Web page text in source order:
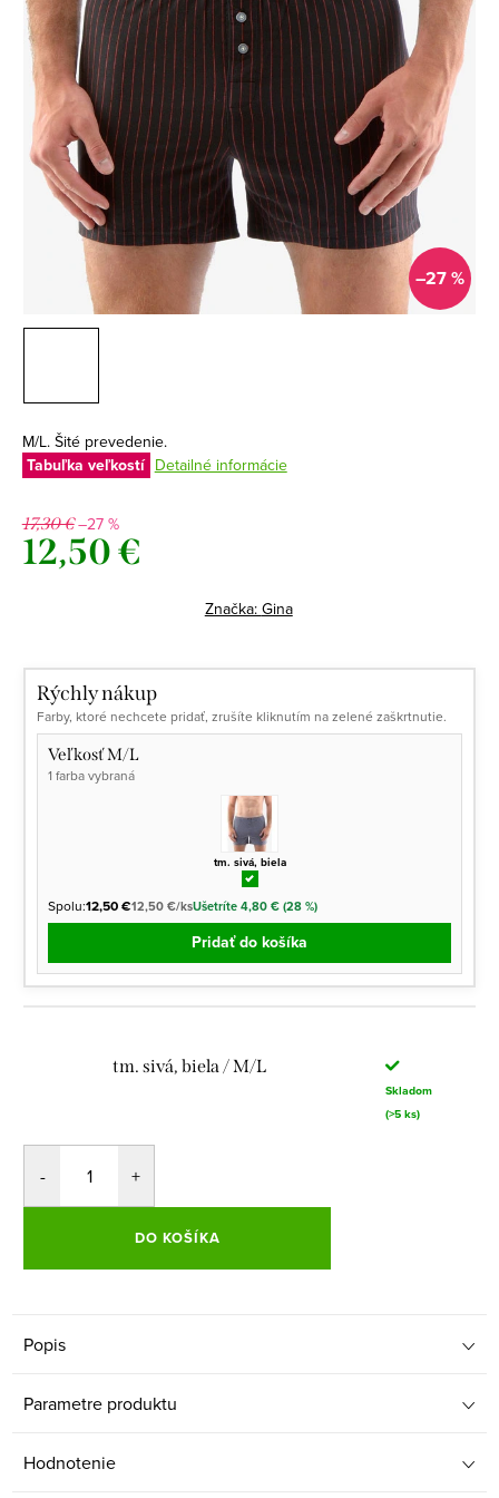
–27 %
M/L. Šité prevedenie.
Tabuľka veľkostí Detailné informácie
17,30 €–27 %
12,50 €
Značka: Gina
Rýchly nákup
Farby, ktoré nechcete pridať, zrušíte kliknutím na zelené zaškrtnutie.
Veľkosť M/L
1 farba vybraná
tm. sivá, biela
Spolu:12,50 €12,50 €/ksUšetríte 4,80 € (28 %)
Pridať do košíka
tm. sivá, biela / M/L
Skladom
(>5 ks)
DO KOŠÍKA
Popis
Parametre produktu
Hodnotenie